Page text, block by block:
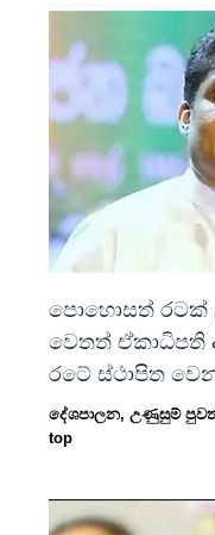
පොහොසත් රටක්
වෙතත් ඒකාධිපති
රටේ ස්ථාපිත
දේශපාලන,උණුසුම්
top